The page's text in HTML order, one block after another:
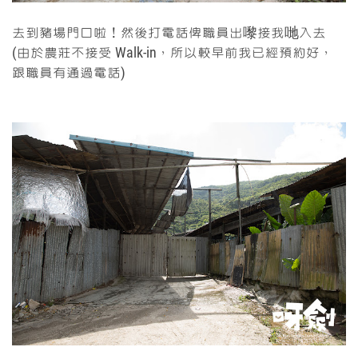
去到豬場門口啦！然後打電話俾職員出嚟接我哋入去
(由於農莊不接受 Walk-in，所以較早前我已經預約好，
跟職員有通過電話)